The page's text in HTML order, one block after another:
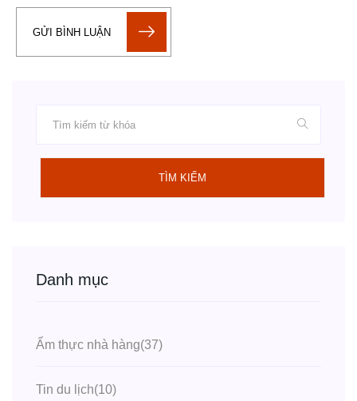
GỬI BÌNH LUẬN
TÌM KIẾM
Danh mục
Ẩm thực nhà hàng(37)
Tin du lịch(10)